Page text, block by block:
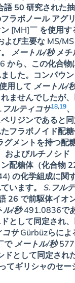
語 50 研究された
ラボノール アグ
[MH]￣ を使用す
び主要な MS/MS
メートル/秒メチ
から、この化合物
した。コンパウ
用して メートル/
ませんでしたが
フルティコサ18,19
リジンであると
フラボノイド配
グメントを持つ配
およびルチノシド
配糖体（化合物
の化学組成に関
ています。S.フル
26 で前駆体イオ
ル/秒491.0836で
として同定され
コサGürbüzらによ
で メートル/秒
として同定され
てギリシャのセー